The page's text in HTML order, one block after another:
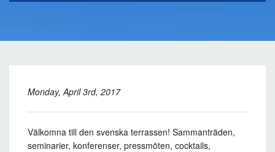
Monday, April 3rd, 2017
Välkomna till den svenska terrassen! Sammanträden,
seminarier, konferenser, pressmöten, cocktails,